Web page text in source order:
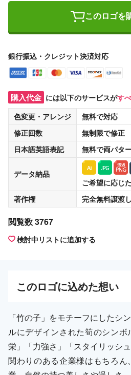
このロゴを
銀行振込・クレジット決済対応
購入代金 には以下のサービスがす
色変更・アレンジ
無料で対応
修正回数
無制限で修正
日本語英語表記
無料で両パタ
データ納品
ご希望に応じ
著作権
完全無料譲渡
閲覧数 3767
検討中リストに追加する
このロゴに込めた想い
「竹の子」をモチーフにしたシ
ルにデザインされた筍のシン
栄」「力強さ」「スタイリッシ
関わりのある企業様はもちろ